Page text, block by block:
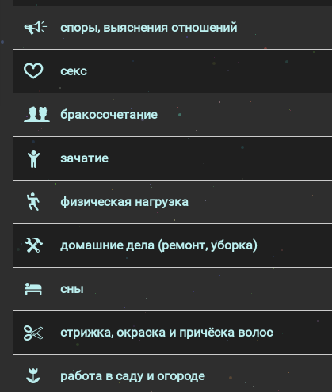
споры, выяснения отношений
секс
бракосочетание
зачатие
физическая нагрузка
домашние дела (ремонт, уборка)
сны
стрижка, окраска и причёска волос
работа в саду и огороде